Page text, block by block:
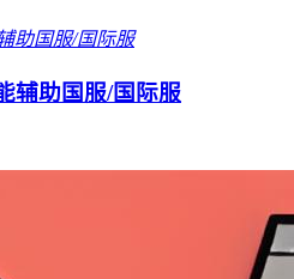
辅助国服/国际服